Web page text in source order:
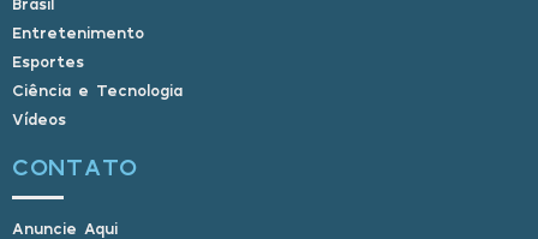
Entretenimento
Esportes
Ciência e Tecnologia
Vídeos
CONTATO
Anuncie Aqui